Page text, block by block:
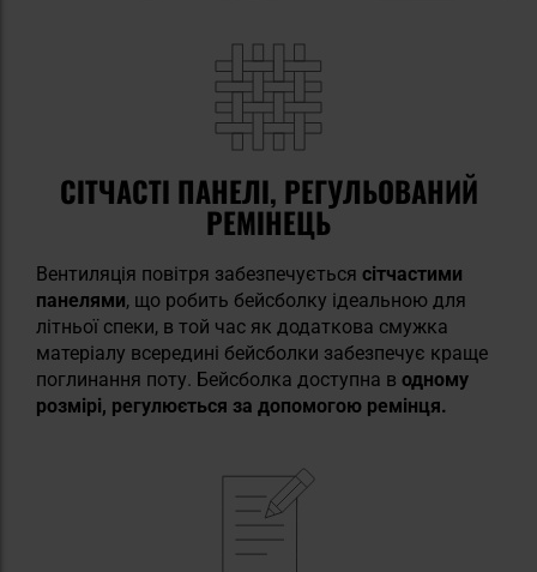
СІТЧАСТІ ПАНЕЛІ, РЕГУЛЬОВАНИЙ
РЕМІНЕЦЬ
Вентиляція повітря забезпечується сітчастими
панелями, що робить бейсболку ідеальною для
літньої спеки, в той час як додаткова смужка
матеріалу всередині бейсболки забезпечує краще
поглинання поту. Бейсболка доступна в одному
розмірі, регулюється за допомогою ремінця.